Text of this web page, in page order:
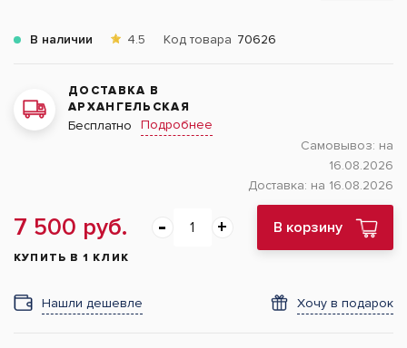
В наличии 4.5 Код товара 70626
ДОСТАВКА В
АРХАНГЕЛЬСКАЯ
Бесплатно
Подробнее
Самовывоз: на
16.08.2026
Доставка: на 16.08.2026
7 500 руб. В корзину
КУПИТЬ В 1 КЛИК
Нашли дешевле Хочу в подарок